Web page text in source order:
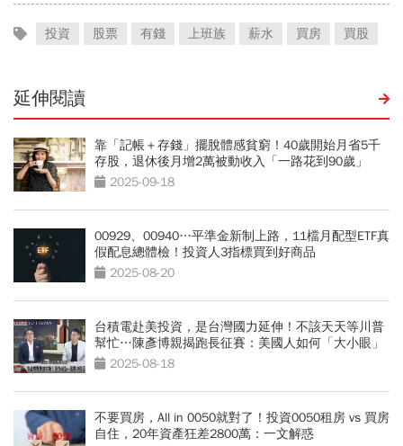
投資 股票 有錢 上班族 薪水 買房 買股
延伸閱讀
靠「記帳＋存錢」擺脫體感貧窮！40歲開始月省5千
存股，退休後月增2萬被動收入「一路花到90歲」
2025-09-18
00929、00940…平準金新制上路，11檔月配型ETF真
假配息總體檢！投資人3指標買到好商品
2025-08-20
台積電赴美投資，是台灣國力延伸！不該天天等川普
幫忙…陳彥博親揭跑長征賽：美國人如何「大小眼」
2025-08-18
不要買房，All in 0050就對了！投資0050租房 vs 買房
自住，20年資產狂差2800萬：一文解惑